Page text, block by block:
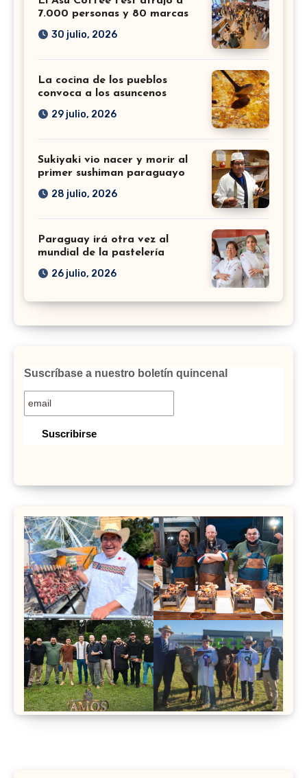
7.000 personas y 80 marcas
30 julio, 2026
La cocina de los pueblos
convoca a los asuncenos
29 julio, 2026
Sukiyaki vio nacer y morir al
primer sushiman paraguayo
28 julio, 2026
Paraguay irá otra vez al
mundial de la pastelería
26 julio, 2026
Suscríbase a nuestro boletín quincenal